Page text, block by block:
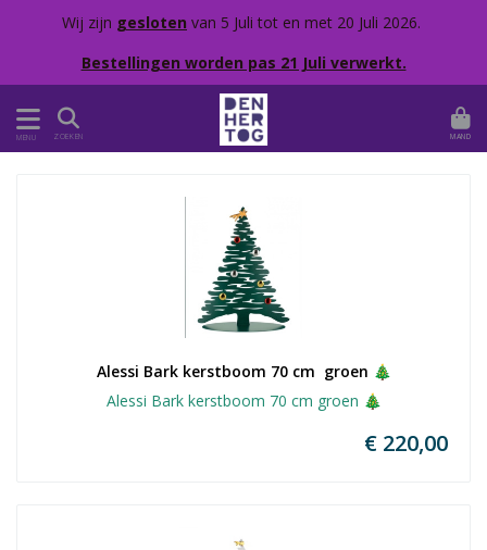
Wij zijn gesloten van 5 Juli tot en met 20 Juli 2026.
Bestellingen worden pas 21 Juli verwerkt.
MENU ZOEKEN MAND
Alessi Bark kerstboom 70 cm  groen 🎄
Alessi Bark kerstboom 70 cm groen 🎄
€ 220,00